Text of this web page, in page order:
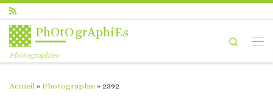
Passer au contenu
PhOtOgrAphiEs
Photographies
Search
Accueil » Photographie » 2392